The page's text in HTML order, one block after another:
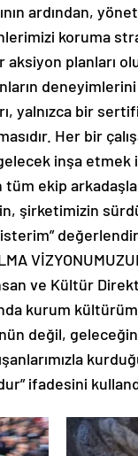
ardından,
koruma
planları
deneyimlerini
yalnızca bir
Her bir
inşa etmek
tüm ekip
şirketimizin
ve Kültür
kurum
değil,
ifadesini